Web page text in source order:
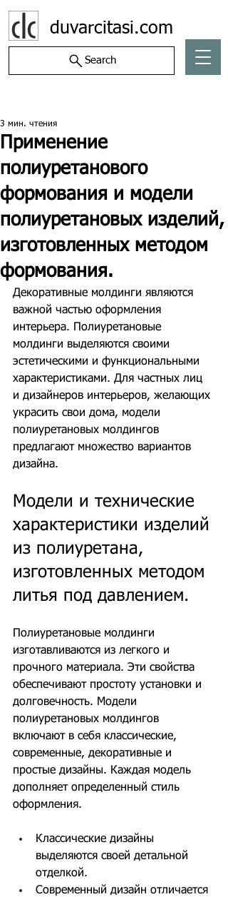
duvarcitasi.com
Search
Применение
полиуретанового
формования и модели
полиуретановых изделий,
изготовленных методом
формования.
3 мин. чтения
Декоративные молдинги являются
важной частью оформления
интерьера. Полиуретановые
молдинги выделяются своими
эстетическими и функциональными
характеристиками. Для частных лиц
и дизайнеров интерьеров, желающих
украсить свои дома, модели
полиуретановых молдингов
предлагают множество вариантов
дизайна.
Модели и технические
характеристики изделий
из полиуретана,
изготовленных методом
литья под давлением.
Полиуретановые молдинги
изготавливаются из легкого и
прочного материала. Эти свойства
обеспечивают простоту установки и
долговечность. Модели
полиуретановых молдингов
включают в себя классические,
современные, декоративные и
простые дизайны. Каждая модель
дополняет определенный стиль
оформления.
Классические дизайны
выделяются своей детальной
отделкой.
Современный дизайн отличается